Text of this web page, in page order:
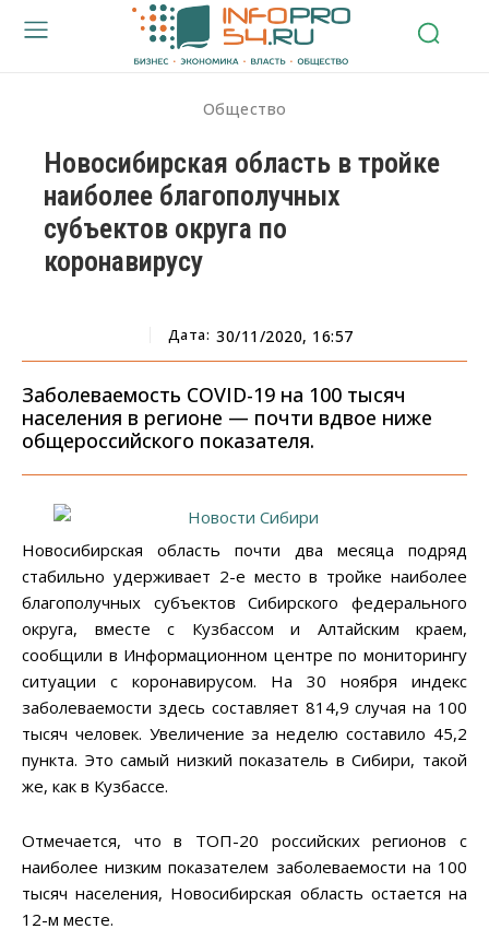
Общество
Новосибирская область в тройке
наиболее благополучных
субъектов округа по
коронавирусу
Дата: 30/11/2020, 16:57
Заболеваемость COVID-19 на 100 тысяч
населения в регионе — почти вдвое ниже
общероссийского показателя.
Новосибирская область почти два месяца подряд
стабильно удерживает 2-е место в тройке наиболее
благополучных субъектов Сибирского федерального
округа, вместе с Кузбассом и Алтайским краем,
сообщили в Информационном центре по мониторингу
ситуации с коронавирусом. На 30 ноября индекс
заболеваемости здесь составляет 814,9 случая на 100
тысяч человек. Увеличение за неделю составило 45,2
пункта. Это самый низкий показатель в Сибири, такой
же, как в Кузбассе.
Отмечается, что в ТОП-20 российских регионов с
наиболее низким показателем заболеваемости на 100
тысяч населения, Новосибирская область остается на
12-м месте.